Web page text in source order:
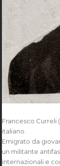
Francesco Curreli
italiano.
Emigrato da
un militante
internazionali e